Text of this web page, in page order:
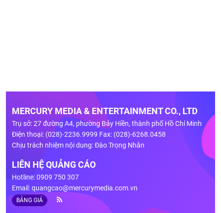
MERCURY MEDIA & ENTERTAINMENT CO., LTD
Trụ sở: 27 đường A4, phường Bảy Hiền, thành phố Hồ Chí Minh
Điện thoại: (028)-2236.9999 Fax: (028)-6268.0458
Chịu trách nhiệm nội dung: Đào Trọng Nhân
LIÊN HỆ QUẢNG CÁO
Hotline: 0909 750 307
Email:quangcao@mercurymedia.com.vn
BẢNG GIÁ